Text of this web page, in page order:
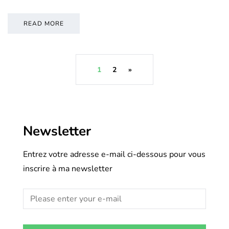
READ MORE
1 2 »
Newsletter
Entrez votre adresse e-mail ci-dessous pour vous
inscrire à ma newsletter